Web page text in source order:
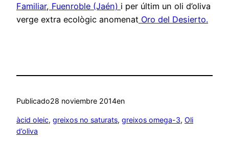
Familiar, Fuenroble (Jaén) i per últim un oli d’oliva
verge extra ecològic anomenat Oro del Desierto.
Publicado28 noviembre 2014en
àcid oleic, greixos no saturats, greixos omega-3, Oli
d’oliva